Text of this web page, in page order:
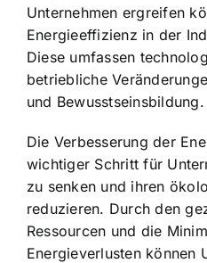
Unternehmen ergreifen
Energieeffizienz in der
Diese umfassen
betriebliche
und Bewusstseinsbildung.
Die Verbesserung der
wichtiger Schritt für
zu senken und ihren
reduzieren. Durch den
Ressourcen und die
Energieverlusten können